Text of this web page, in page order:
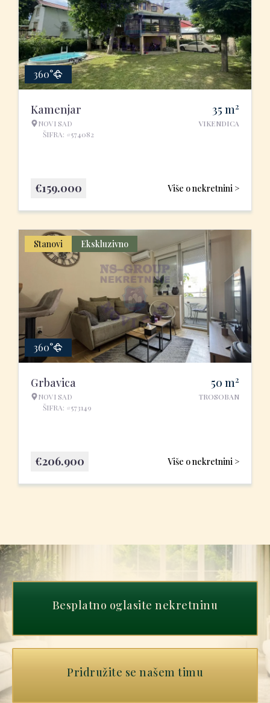
360°
Kamenjar
NOVI SAD
ŠIFRA: #574082
35 m2
VIKENDICA
Više o nekretnini >
€159.000
Stanovi Ekskluzivno
360°
Grbavica
NOVI SAD
ŠIFRA: #573149
50 m2
TROSOBAN
Više o nekretnini >
€206.900
Besplatno oglasite nekretninu
Pridružite se našem timu